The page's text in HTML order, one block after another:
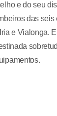
e do seu
das seis
e Vialonga.